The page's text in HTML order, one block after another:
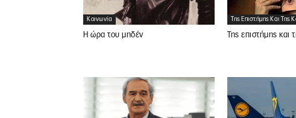
Κοινωνία
Η ώρα του μηδέν
Της Επιστήμης Και Της
Της επιστήμης και